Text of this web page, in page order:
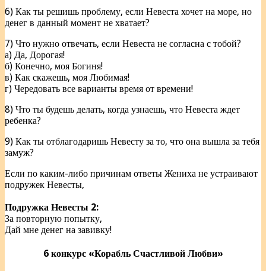
6) Как ты решишь проблему, если Невеста хочет на море, но
денег в данный момент не хватает?
7) Что нужно отвечать, если Невеста не согласна с тобой?
а) Да, Дорогая!
б) Конечно, моя Богиня!
в) Как скажешь, моя Любимая!
г) Чередовать все варианты время от времени!
8) Что ты будешь делать, когда узнаешь, что Невеста ждет
ребенка?
9) Как ты отблагодаришь Невесту за то, что она вышла за тебя
замуж?
Если по каким-либо причинам ответы Жениха не устраивают
подружек Невесты,
Подружка Невесты 2:
За повторную попытку,
Дай мне денег на завивку!
6 конкурс «Корабль Счастливой Любви»